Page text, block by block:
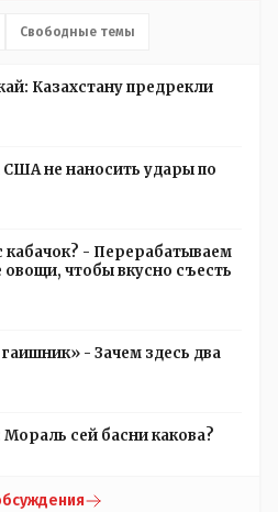
Свободные темы
Казахстану предрекли
не наносить удары по
- Перерабатываем
чтобы вкусно съесть
- Зачем здесь два
сей басни какова?